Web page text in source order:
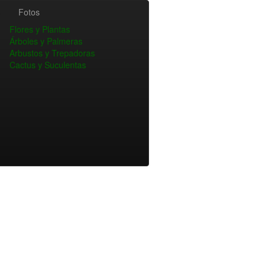
Fotos
Flores y Plantas
Árboles y Palmeras
Arbustos y Trepadoras
Cactus y Suculentas